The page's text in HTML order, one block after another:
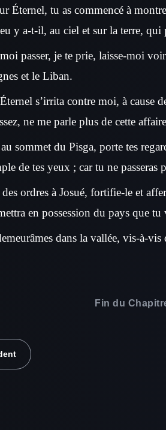
Éternel, tu as commencé à
y a-t-il, au ciel et sur la terre, qui
passer, je te prie, laisse-moi
et le Liban.
s’irrita contre moi, à cause
ne me parle plus de cette
sommet du Pisga, porte tes
de tes yeux ; car tu ne passeras
ordres à Josué, fortifie-le et
en possession du pays que tu
dans la vallée, vis-à-vis
Fin du